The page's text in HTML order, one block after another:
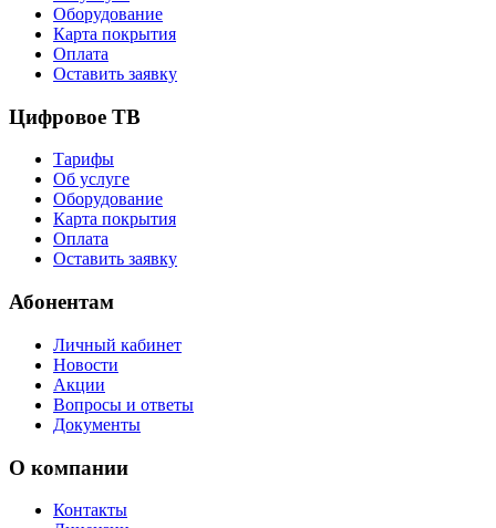
Оборудование
Карта покрытия
Оплата
Оставить заявку
Цифровое ТВ
Тарифы
Об услуге
Оборудование
Карта покрытия
Оплата
Оставить заявку
Абонентам
Личный кабинет
Новости
Акции
Вопросы и ответы
Документы
О компании
Контакты